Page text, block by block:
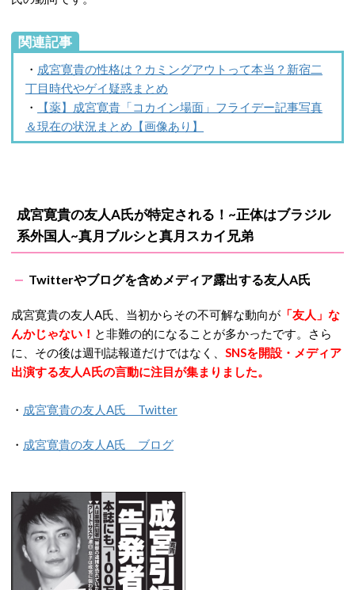
関連記事
・ 成宮寛貴の性格は？カミングアウトって本当？新宿二
丁目時代やゲイ疑惑まとめ
・
【薬】成宮寛貴「コカイン場面」フライデー記事写真
＆現在の状況まとめ【画像あり】
成宮寛貴の友人A氏が特定される！~正体はブラジル
系外国人~真月ブルシと真月スカイ兄弟
Twitterやブログを含めメディア露出する友人A氏
成宮寛貴の友人A氏、当初からその不可解な動向が 「友人」な
んかじゃない！ と非難の的になることが多かったです。さら
に、その後は週刊誌報道だけではなく、 SNSを開設・メディア
出演する友人A氏の言動に注目が集まりました。
・ 成宮寛貴の友人A氏 Twitter
・ 成宮寛貴の友人A氏 ブログ